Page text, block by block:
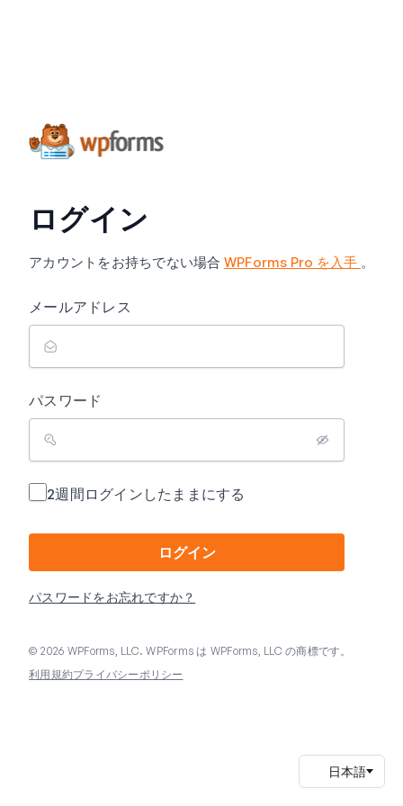
ログイン
アカウントをお持ちでない場合 WPForms Pro を入手 。
メールアドレス
パスワード
2週間ログインしたままにする
ログイン
パスワードをお忘れですか？
© 2026 WPForms, LLC. WPForms は WPForms, LLC の商標です。
利用規約プライバシーポリシー